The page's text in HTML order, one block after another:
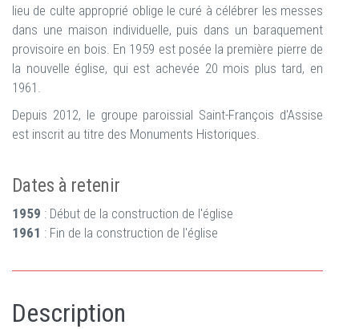
lieu de culte approprié oblige le curé à célébrer les messes
dans une maison individuelle, puis dans un baraquement
provisoire en bois. En 1959 est posée la première pierre de
la nouvelle église, qui est achevée 20 mois plus tard, en
1961.
Depuis 2012, le groupe paroissial Saint-François d'Assise
est inscrit au titre des Monuments Historiques.
Dates à retenir
1959 : Début de la construction de l'église
1961 : Fin de la construction de l'église
Description